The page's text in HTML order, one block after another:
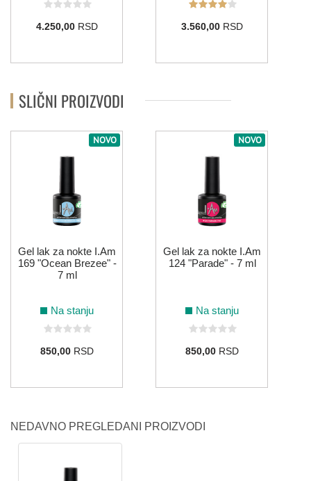
ŽUTA
4.250,00RSD 3.560,00RSD
SLIČNI PROIZVODI
NOVO
Gel lak za nokte I.Am
169 "Ocean Brezee" -
7 ml
Na stanju
850,00RSD
NOVO
Gel lak za nokte I.Am
124 "Parade" - 7 ml
Na stanju
850,00RSD
NEDAVNO PREGLEDANI PROIZVODI